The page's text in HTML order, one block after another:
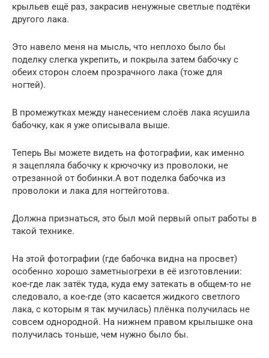
крыльев ещё раз, закрасив ненужные светлые подтёки
другого лака.
Это навело меня на мысль, что неплохо было бы
поделку слегка укрепить, и покрыла затем бабочку с
обеих сторон слоем прозрачного лака (тоже для
ногтей).
В промежутках между нанесением слоёв лака ясушила
бабочку, как я уже описывала выше.
Теперь Вы можете видеть на фотографии, как именно
я зацепляла бабочку к крючочку из проволоки, не
отрезанной от бобинки.А вот поделка бабочка из
проволоки и лака для ногтейготова.
Должна признаться, это был мой первый опыт работы в
такой технике.
На этой фотографии (где бабочка видна на просвет)
особенно хорошо заметныогрехи в её изготовлении:
кое-где лак затёк туда, куда ему затекать в общем-то не
следовало, а кое-где (это касается жидкого светлого
лака, с которым я так мучилась) плёнка получилась не
совсем однородной. На нижнем правом крылышке она
получилась тоньше, чем нужно было бы.